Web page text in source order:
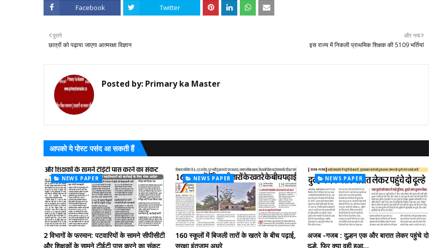
Facebook Twitter
और नया
इस राज्य में निकली प्राथमिक शिक्षक की 5109 भर्तियां
पुराने
छात्रों को पढ़ाया जाएगा आत्मरक्षा विज्ञान
Posted by: Primary ka Master
आपको ये पोस्ट पसंद आ सकती हैं
NEWS PAPER
2 विभागों के फरमान: पटवारियों के सामने सीपीसीटी
और शिक्षकों के सामने टीईटी पास करने का संकट
NEWS PAPER
160 स्कूलों में बिजली तारों के खतरे के बीच पढ़ाई,
सुरक्षा इंतजाम अधूरे
NEWS PAPER
अजब -गजब : दुल्हन एक और बारात लेकर पहुंचे दो
दूल्हे, फिर क्या वही हुआ...